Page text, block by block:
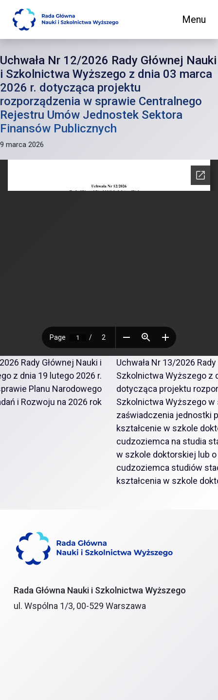
Main Navigation Menu
Uchwała Nr 12/2026 Rady Głównej Nauki
i Szkolnictwa Wyższego z dnia 03 marca
2026 r. dotycząca projektu
rozporządzenia w sprawie Centralnego
Rejestru Umów Jednostek Sektora
Finansów Publicznych
9 marca 2026
Rady Głównej Nauki i
z dnia 19 lutego 2026 r.
Planu Narodowego
i Rozwoju na 2026 rok
Uchwała Nr 13/2026
Szkolnictwa Wyższego z
dotycząca projektu
Szkolnictwa Wyższego
zaświadczenia jednostki
kształcenie w szkole
cudzoziemca na studia
w szkole doktorskiej lub
cudzoziemca studiów
kształcenia w szkole
Rada Główna Nauki i Szkolnictwa Wyższego
ul. Wspólna 1/3, 00-529 Warszawa